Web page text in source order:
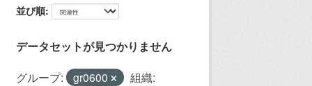
並び順
データセットが見つかりません
グループ: gr0600
組織: